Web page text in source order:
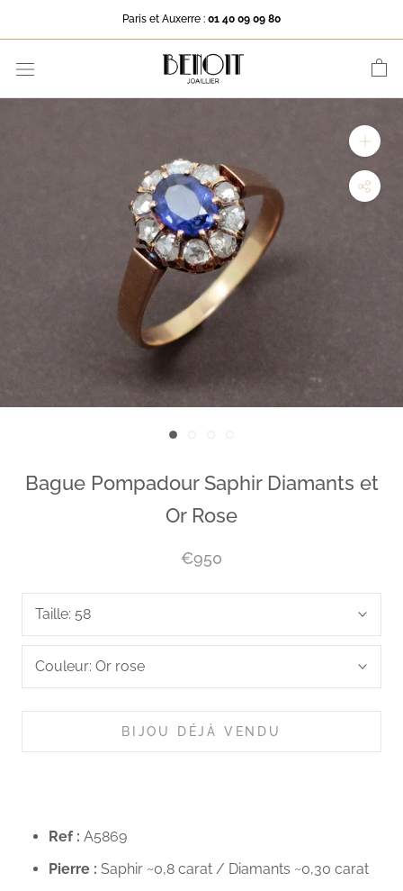
Paris et Auxerre : 01 40 09 09 80
Bague Pompadour Saphir Diamants et
Or Rose
€950
Taille: 58
Couleur: Or rose
BIJOU DÉJÀ VENDU
Ref : A5869
Pierre : Saphir ~0,8 carat / Diamants ~0,30 carat